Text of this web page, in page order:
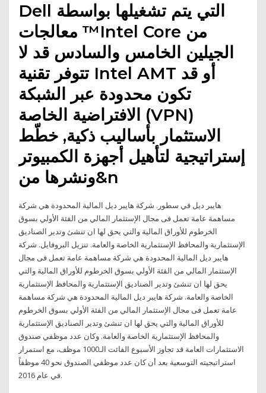
Dell التي يتم تشغيلها بواسطة
معالجات ™Intel Core من
الجيلين الخامس والسادس قد لا
تتوفر تقنية Intel AMT أو قد
تكون محدودة عبر الشبكة
الافتراضية الخاصة (VPN)
الاستثمار بأساليب ذكية, خطّط
إستراتيجية لتأهيل أجهزة الكمبيوتر
ونشرها من&n
هايبر ديل في سطور. شركة هايبر ديل المالية المحدودة هي شركة
مساهمة عامة تعمل فى مجال الإستثمار المالي من الفئة الأولي بسوق
الخرطوم للأوراق المالية والتي يحق لها ان تنشئ وتدير الصناديق
الإستثمارية والمحافظ الإستثمارية الخاصة والعامة. تنزيل البروفايل. شركة
هايبر ديل المالية المحدودة هي شركة مساهمة عامة تعمل فى مجال
الإستثمار المالي من الفئة الأولي بسوق الخرطوم للأوراق المالية والتي
يحق لها ان تنشئ وتدير الصناديق الإستثمارية والمحافظ الإستثمارية
الخاصة والعامة. شركة هايبر ديل المالية المحدودة هي شركة مساهمة
عامة تعمل فى مجال الإستثمار المالي من الفئة الأولي بسوق الخرطوم
للأوراق المالية والتي يحق لها ان تنشئ وتدير الصناديق الإستثمارية
والمحافظ الإستثمارية الخاصة والعامة. وكان عدد موظفي صندوق
الاستثمارات العامة قد تجاوز الأسبوع الفائت الـ1000 موظف، مع استمرار
استراتيجيته التوسعية بعد أن كان عدد موظفي الصندوق نحو 40 موظفاً
في عام 2016.